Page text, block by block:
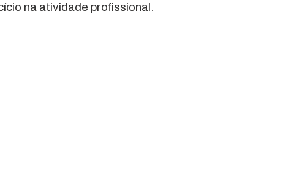
na atividade profissional.